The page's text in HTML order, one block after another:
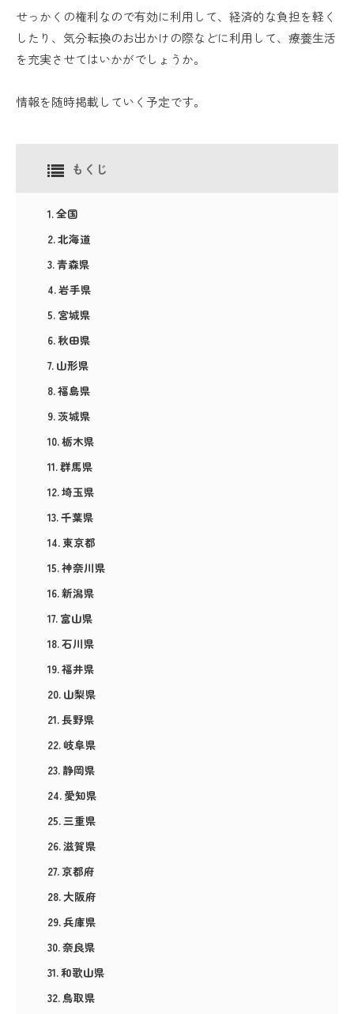
せっかくの権利なので有効に利用して、経済的な負担を軽く
したり、気分転換のお出かけの際などに利用して、療養生活
を充実させてはいかがでしょうか。
情報を随時掲載していく予定です。
もくじ
全国
北海道
青森県
岩手県
宮城県
秋田県
山形県
福島県
茨城県
栃木県
群馬県
埼玉県
千葉県
東京都
神奈川県
新潟県
富山県
石川県
福井県
山梨県
長野県
岐阜県
静岡県
愛知県
三重県
滋賀県
京都府
大阪府
兵庫県
奈良県
和歌山県
鳥取県